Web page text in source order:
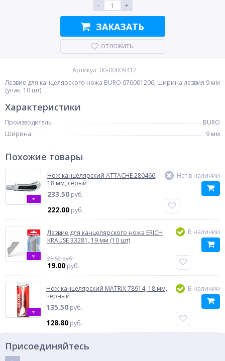
-
+
ЗАКАЗАТЬ
ОТЛОЖИТЬ
Артикул: 00-00009412
Лезвие для канцелярского ножа BURO 070001206, ширина лезвия 9 мм
(упак. 10 шт)
Характеристики
Производитель
BURO
Ширина:
9 мм
Похожие товары
%
Нож канцелярский ATTACHE 280466,
18 мм, серый
233.50 руб.
222.00 руб.
Нет в наличии
%
Лезвие для канцелярского ножа ERICH
KRAUSE 33281, 19 мм (10 шт)
25.50 руб.
19.00 руб.
В наличии
%
Нож канцелярский MATRIX 78914, 18 мм,
черный
135.50 руб.
128.80 руб.
В наличии
Присоединяйтесь